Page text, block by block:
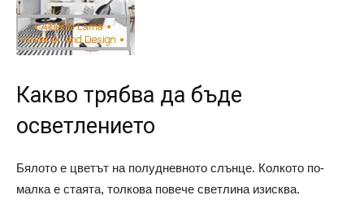
Какво трябва да бъде
осветлението
Бялото е цветът на полудневното слънце. Колкото по-
малка е стаята, толкова повече светлина изисква.